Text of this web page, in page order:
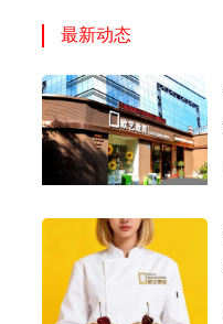
最新动态